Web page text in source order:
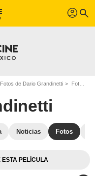
profil search
Fotos de Dario Grandinetti Foto Dario Grandinetti
Noticias Fotos
ESTA PELÍCULA